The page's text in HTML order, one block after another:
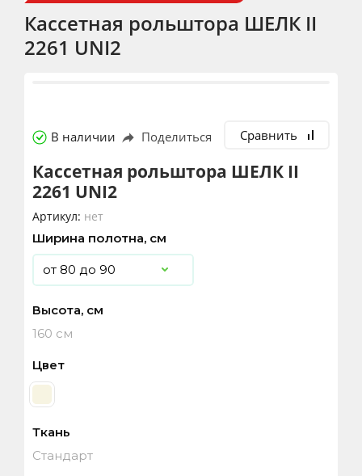
Кассетная рольштора ШЕЛК II
2261 UNI2
В наличии Поделиться Сравнить
Кассетная рольштора ШЕЛК II
2261 UNI2
Артикул: нет
Ширина полотна, см
Высота, см
160 см
Цвет
Ткань
Стандарт